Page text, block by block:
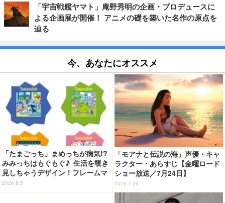
「宇宙戦艦ヤマト」庵野秀明の企画・プロデュースに
よる企画展が開催！ アニメの礎を築いた名作の原点を
辿る
今、あなたにオススメ
「たまごっち」まめっちが病気!?
みみっちはもぐもぐ♪ 生活を覗き
見しちゃうデザイン！フレームマ
グネット「ぴたっとフレーム」登
場☆
2026.8.5
「モアナと伝説の海」声優・キャ
ラクター・あらすじ【金曜ロード
ショー放送／7月24日】
2026.7.24